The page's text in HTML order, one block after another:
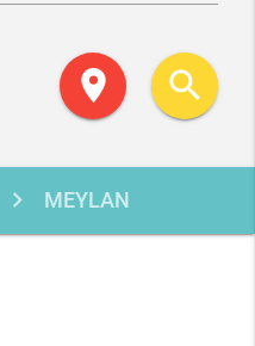
location_on search
MEYLAN